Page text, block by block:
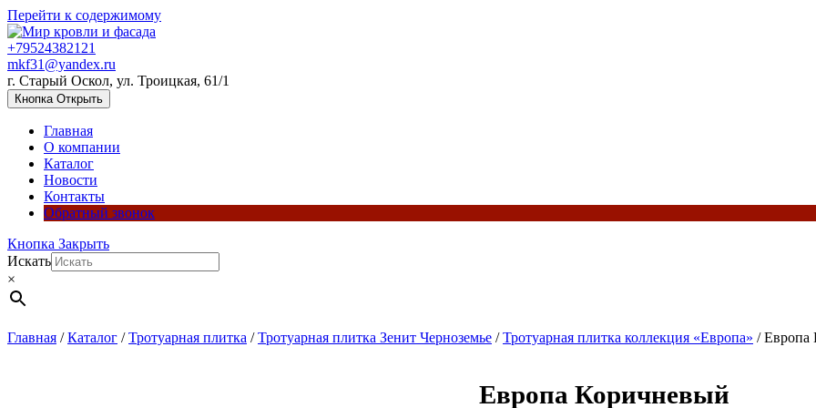
Перейти к содержимому
+79524382121
mkf31@yandex.ru
г. Старый Оскол, ул. Троицкая, 61/1
Кнопка Открыть
Главная
О компании
Каталог
Новости
Контакты
Обратный звонок
Кнопка Закрыть
Искать
×
Главная /Каталог /Тротуарная плитка /Тротуарная плитка Зенит Черноземье /Тротуарная плитка коллекция «Европа» / Европа
Европа Коричневый